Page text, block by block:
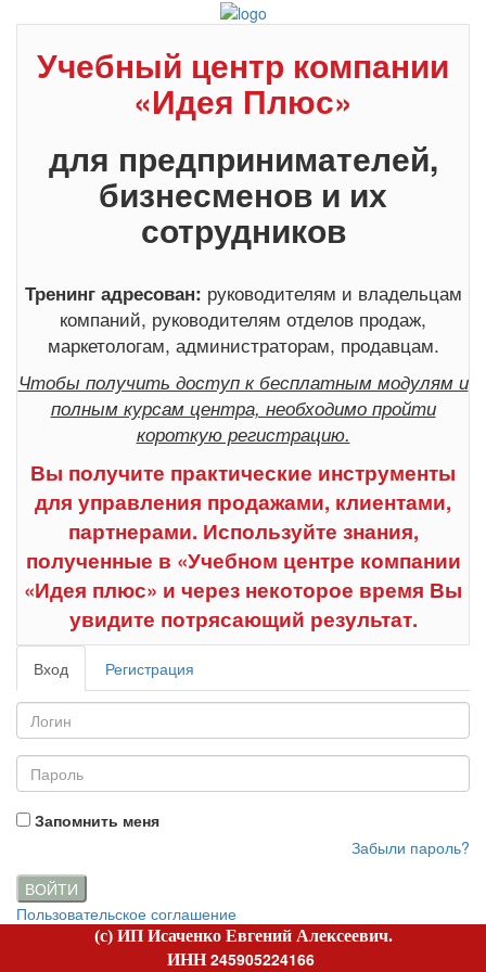
Учебный центр компании
«Идея Плюс»
для предпринимателей,
бизнесменов и их
сотрудников
Тренинг адресован: руководителям и владельцам
компаний, руководителям отделов продаж,
маркетологам, администраторам, продавцам.
Чтобы получить доступ к бесплатным модулям и
полным курсам центра, необходимо пройти
короткую регистрацию.
Вы получите практические инструменты
для управления продажами, клиентами,
партнерами. Используйте знания,
полученные в «Учебном центре компании
«Идея плюс» и через некоторое время Вы
увидите потрясающий результат.
Вход Регистрация
Запомнить меня
Забыли пароль?
ВОЙТИ
Пользовательское соглашение
(c) ИП Исаченко Евгений Алексеевич.
ИНН245905224166